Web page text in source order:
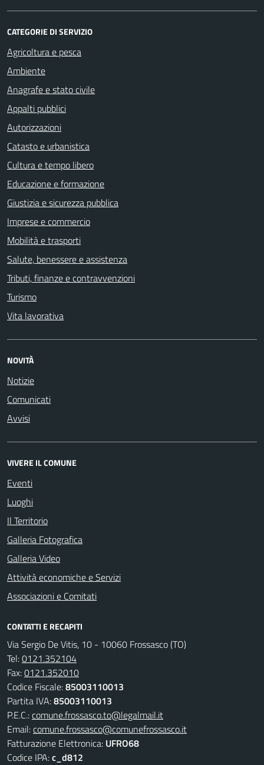
CATEGORIE DI SERVIZIO
Agricoltura e pesca
Ambiente
Anagrafe e stato civile
Appalti pubblici
Autorizzazioni
Catasto e urbanistica
Cultura e tempo libero
Educazione e formazione
Giustizia e sicurezza pubblica
Imprese e commercio
Mobilità e trasporti
Salute, benessere e assistenza
Tributi, finanze e contravvenzioni
Turismo
Vita lavorativa
NOVITÀ
Notizie
Comunicati
Avvisi
VIVERE IL COMUNE
Eventi
Luoghi
Il Territorio
Galleria Fotografica
Galleria Video
Attività economiche e Servizi
Associazioni e Comitati
CONTATTI E RECAPITI
Via Sergio De Vitis, 10 - 10060 Frossasco (TO)
Tel:0121.352104
Fax:0121.352010
Codice Fiscale:85003110013
Partita IVA:85003110013
P.E.C.:comune.frossasco.to@legalmail.it
Email:comune.frossasco@comunefrossasco.it
Fatturazione Elettronica: UFRO68
Codice IPA:c_d812